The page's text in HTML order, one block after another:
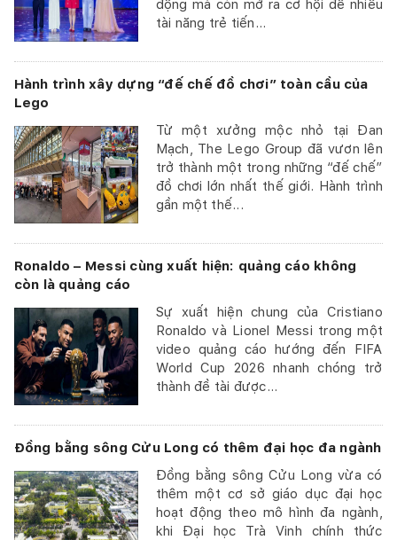
động mà còn mở ra cơ hội để nhiều
tài năng trẻ tiến...
Hành trình xây dựng “đế chế đồ chơi” toàn cầu của
Lego
Từ một xưởng mộc nhỏ tại Đan
Mạch, The Lego Group đã vươn lên
trở thành một trong những “đế chế”
đồ chơi lớn nhất thế giới. Hành trình
gần một thế...
Ronaldo – Messi cùng xuất hiện: quảng cáo không
còn là quảng cáo
Sự xuất hiện chung của Cristiano
Ronaldo và Lionel Messi trong một
video quảng cáo hướng đến FIFA
World Cup 2026 nhanh chóng trở
thành đề tài được...
Đồng bằng sông Cửu Long có thêm đại học đa ngành
Đồng bằng sông Cửu Long vừa có
thêm một cơ sở giáo dục đại học
hoạt động theo mô hình đa ngành,
khi Đại học Trà Vinh chính thức